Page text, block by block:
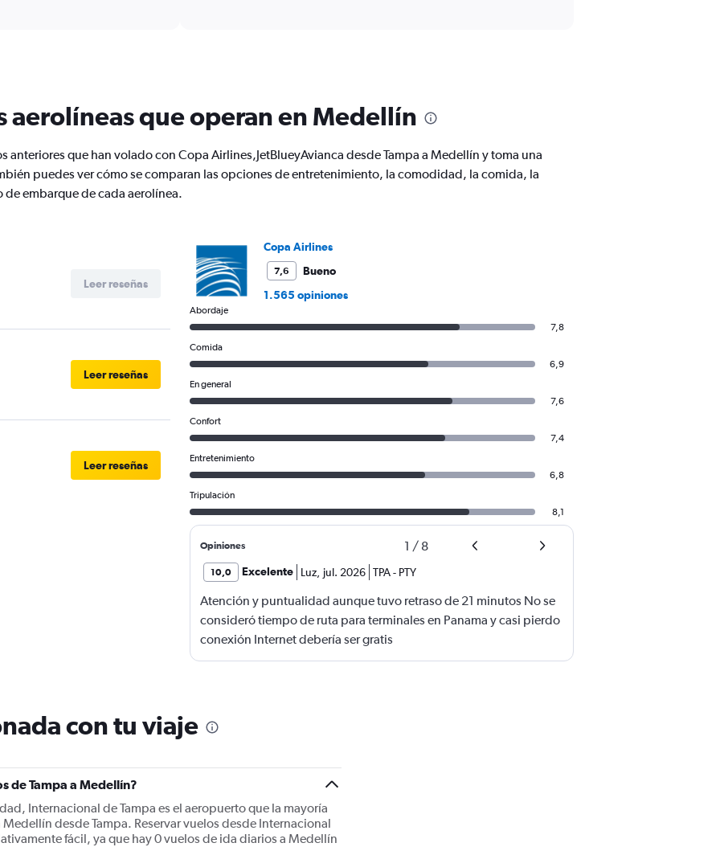
chart
has
Y
axis
600.
aerolíneas que operan en Medellín
anteriores que han volado con Copa Airlines,JetBlueyAvianca desde Tampa a Medellín y toma una
puedes ver cómo se comparan las opciones de entretenimiento, la comodidad, la comida, la
embarque de cada aerolínea.
Leer reseñas
Leer reseñas
Leer reseñas
Copa Airlines
7,6
Bueno
1.565 opiniones
Abordaje
7,8
Comida
6,9
En general
7,6
Confort
7,4
Entretenimiento
6,8
Tripulación
8,1
Opiniones 1 / 8
10,0 Excelente Luz jul. 2026 TPA- PTY
Atención y puntualidad aunque tuvo retraso de 21 minutos No se
consideró tiempo de ruta para terminales en Panama y casi pierdo
conexión Internet debería ser gratis
con tu viaje
de Tampa a Medellín?
Internacional de Tampa es el aeropuerto que la mayoría
desde Tampa. Reservar vuelos desde Internacional
fácil, ya que hay 0 vuelos de ida diarios a Medellín